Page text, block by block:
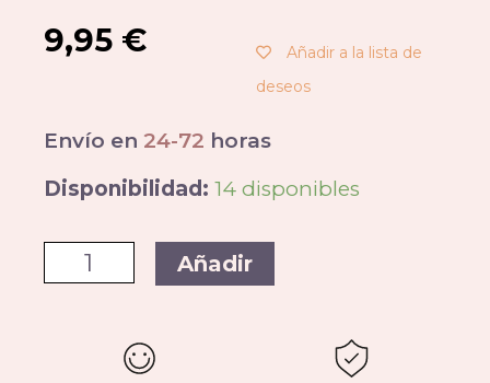
9,95 €
Añadir a la lista de
deseos
Envío en 24-72 horas
Disponibilidad: 14 disponibles
Añadir